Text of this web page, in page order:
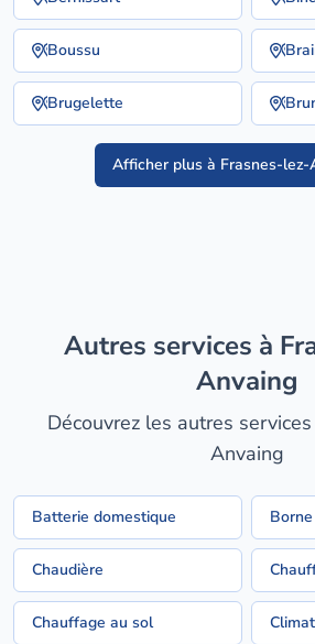
Boussu
Brugelette
Afficher plus à Frasnes-lez-
Autres services à Frasnes-lez-
Anvaing
Découvrez les autres
Anvaing
Batterie domestique
Chaudière
Chauffage au sol